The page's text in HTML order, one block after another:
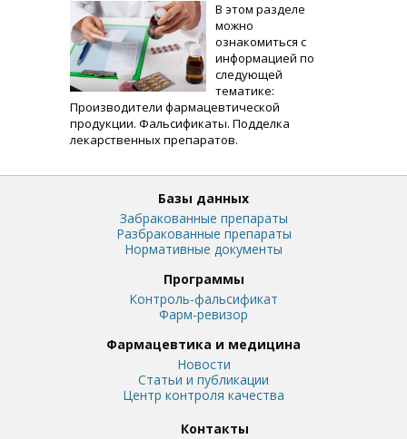
В этом разделе
можно
ознакомиться с
информацией по
следующей
тематике:
Производители фармацевтической
продукции. Фальсификаты. Подделка
лекарственных препаратов.
Базы данных
Забракованные препараты
Разбракованные препараты
Нормативные документы
Программы
Контроль-фальсификат
Фарм-ревизор
Фармацевтика и медицина
Новости
Статьи и публикации
Центр контроля качества
Контакты